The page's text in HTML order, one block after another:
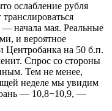
ослабление рубля
начала мая. Реальные
и вероятное
Центробанка на 50 б.п.
Спрос со стороны
Тем не менее,
неделе мы увидим
— 10,8−10,9, —